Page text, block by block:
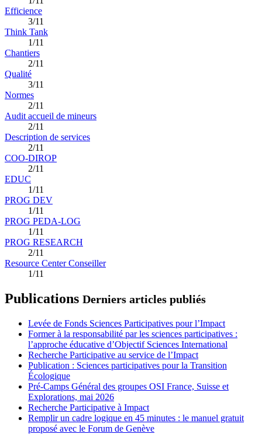
Efficience
3/11
Think Tank
1/11
Chantiers
2/11
Qualité
3/11
Normes
2/11
Audit accueil de mineurs
2/11
Description de services
2/11
COO-DIROP
2/11
EDUC
1/11
PROG DEV
1/11
PROG PEDA-LOG
1/11
PROG RESEARCH
2/11
Resource Center Conseiller
1/11
Publications Derniers articles publiés
Levée de Fonds Sciences Participatives pour l’Impact
Former à la responsabilité par les sciences participatives :
l’approche éducative d’Objectif Sciences International
Recherche Participative au service de l’Impact
Publication : Sciences participatives pour la Transition
Écologique
Pré-Camps Général des groupes OSI France, Suisse et
Explorations, mai 2026
Recherche Participative à Impact
Remplir un cadre logique en 45 minutes : le manuel gratuit
proposé avec le Forum de Genève